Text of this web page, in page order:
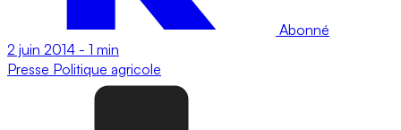
Abonné
2 juin 2014 - 1 min
Presse Politique agricole